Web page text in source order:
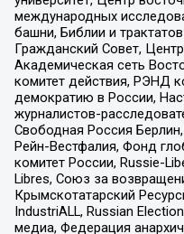
международных
башни, Библии и
Гражданский Совет,
Академическая сеть
комитет действия, РЭНД
демократию в России,
журналистов-
Свободная Россия
Рейн-Вестфалия, Фонд
комитет России, Russie-
Libres, Союз за
Крымскотатарский
IndustriALL, Russian
медиа, Федерация